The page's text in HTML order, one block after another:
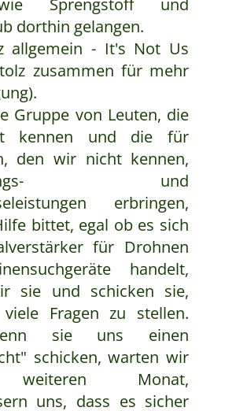
Sprengstoff und
dorthin gelangen.
allgemein - It's Not Us
zusammen für mehr
Gruppe von Leuten, die
kennen und die für
den wir nicht kennen,
und
erbringen,
bittet, egal ob es sich
für Drohnen
handelt,
sie und schicken sie,
Fragen zu stellen.
sie uns einen
schicken, warten wir
Monat,
uns, dass es sicher